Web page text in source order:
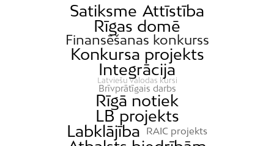
Satiksme Attīstība
Rīgas domē
Finansēšanas konkurss
Konkursa projekts
Integrācija
Latviešu valodas kursi
Brīvprātīgais darbs
Rīgā notiek
LB projekts
Labklājība
RAIC projekts